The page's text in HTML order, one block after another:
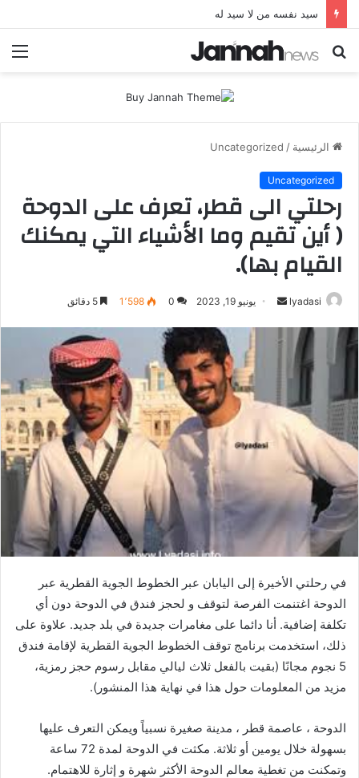
اليداسي: 36 ساعة في مدينة الكويت.
بحث
الرئيسية /
Uncategorized
Uncategorized
رحلتي الى قطر، تعرف على الدوحة
( أين تقيم وما الأشياء التي يمكنك
القيام بها).
lyadasi
أرسل يونيو 19, 2023 0 1٬598
في رحلتي الأخيرة إلى اليابان عبر الخطوط الجوية القطرية عبر
الدوحة اغتنمت الفرصة لتوقف و لحجز فندق في الدوحة دون أي
تكلفة إضافية. أنا دائما على مغامرات جديدة في بلد جديد. علاوة على
ذلك، استخدمت برنامج توقف الخطوط الجوية القطرية لإقامة فندق
5 نجوم مجانًا (بقيت بالفعل ثلاث ليالي مقابل رسوم حجز رمزية،
مزيد من المعلومات حول هذا في نهاية هذا المنشور).
الدوحة ، عاصمة قطر ، مدينة صغيرة نسبياً ويمكن التعرف عليها
بسهولة خلال يومين أو ثلاثة. مكثت في الدوحة لمدة 72 ساعة
وتمكنت من تغطية معالم الدوحة الأكثر شهرة و إثارة للاهتمام.